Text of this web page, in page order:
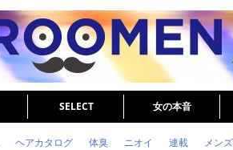
SELECT 女の本音
ヘアカタログ 体臭 ニオイ 連載 メン